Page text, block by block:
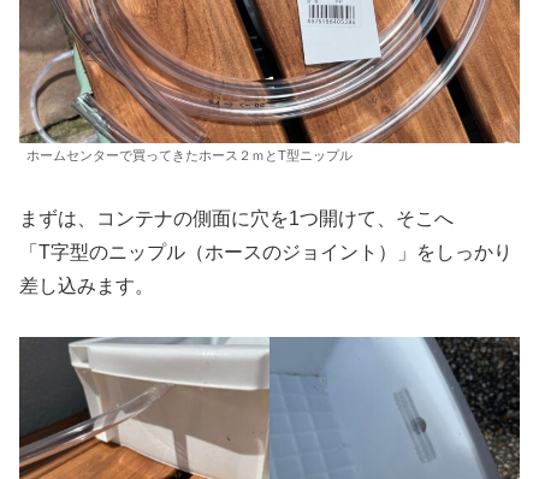
ホームセンターで買ってきたホース２ｍとT型ニップル
まずは、コンテナの側面に穴を1つ開けて、そこへ
「T字型のニップル（ホースのジョイント）」をしっかり
差し込みます。